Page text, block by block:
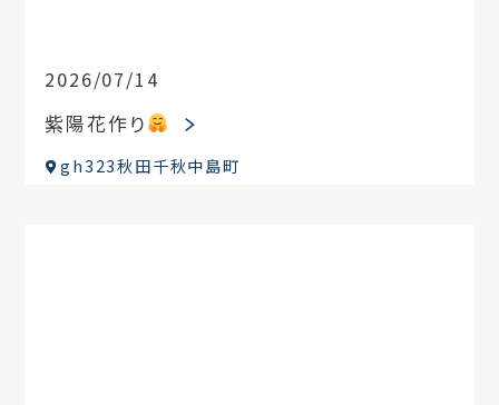
2026/07/14
紫陽花作り
gh323秋田千秋中島町